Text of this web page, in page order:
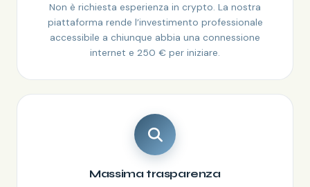
Non è richiesta esperienza in crypto. La nostra
piattaforma rende l’investimento professionale
accessibile a chiunque abbia una connessione
internet e 250 € per iniziare.
Massima trasparenza